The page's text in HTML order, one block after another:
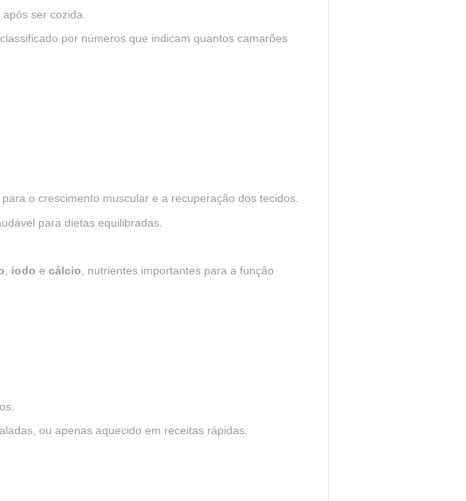
ser cozida.
por números que indicam quantos camarões
para o crescimento muscular e a recuperação dos tecidos.
para dietas equilibradas.
iodo e cálcio , nutrientes importantes para a função
ou apenas aquecido em receitas rápidas.